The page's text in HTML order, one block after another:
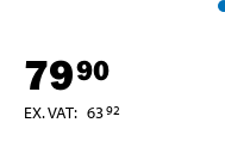
7990
EX. VAT: 6392